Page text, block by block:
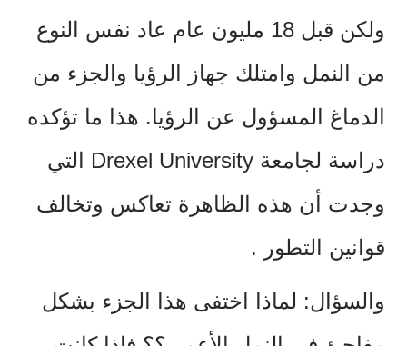
ولكن قبل 18 مليون عام عاد نفس النوع
من النمل وامتلك جهاز الرؤيا والجزء من
الدماغ المسؤول عن الرؤيا. هذا ما تؤكده
دراسة لجامعة Drexel University التي
وجدت أن هذه الظاهرة تعاكس وتخالف
قوانين التطور .
والسؤال: لماذا اختفى هذا الجزء بشكل